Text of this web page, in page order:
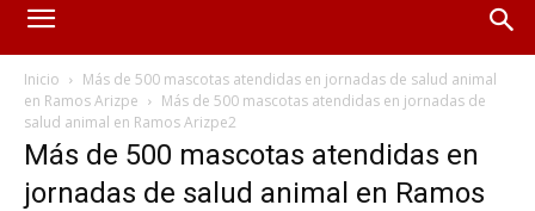
Inicio
Más de 500 mascotas atendidas en jornadas de salud animal
en Ramos Arizpe
Más de 500 mascotas atendidas en jornadas de
salud animal en Ramos Arizpe2
Más de 500 mascotas atendidas en
jornadas de salud animal en Ramos